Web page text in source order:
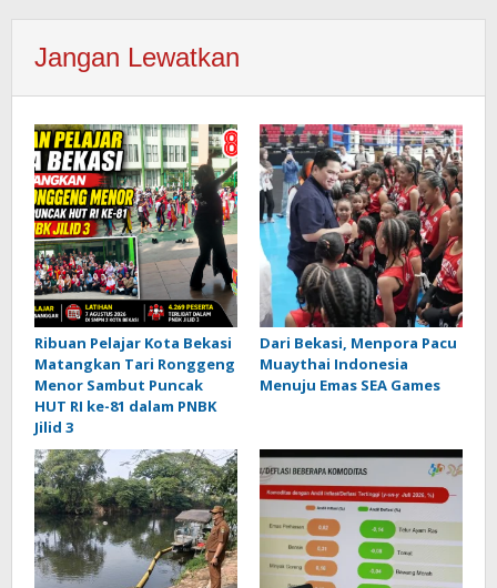
Jangan Lewatkan
Ribuan Pelajar Kota Bekasi
Matangkan Tari Ronggeng
Menor Sambut Puncak
HUT RI ke-81 dalam PNBK
Jilid 3
Dari Bekasi, Menpora Pacu
Muaythai Indonesia
Menuju Emas SEA Games